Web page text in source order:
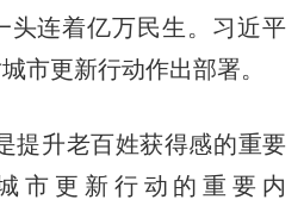
头连着亿万民生。习近平
市更新行动作出部署。
升老百姓获得感的重要
市更新行动的重要内